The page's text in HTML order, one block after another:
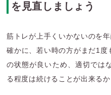
を見直しましょう
筋トレが上手くいかないのを
確かに、若い時の方がまだ1 度
の状態が良いため、適切では
る程度は続けることが出来るか